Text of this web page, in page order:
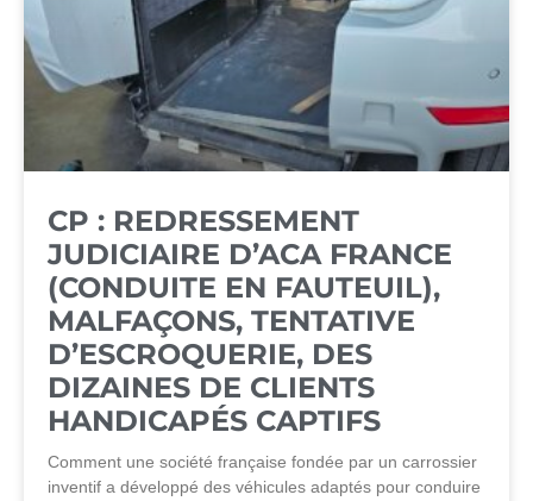
CP : REDRESSEMENT
JUDICIAIRE D’ACA FRANCE
(CONDUITE EN FAUTEUIL),
MALFAÇONS, TENTATIVE
D’ESCROQUERIE, DES
DIZAINES DE CLIENTS
HANDICAPÉS CAPTIFS
Comment une société française fondée par un carrossier
inventif a développé des véhicules adaptés pour conduire